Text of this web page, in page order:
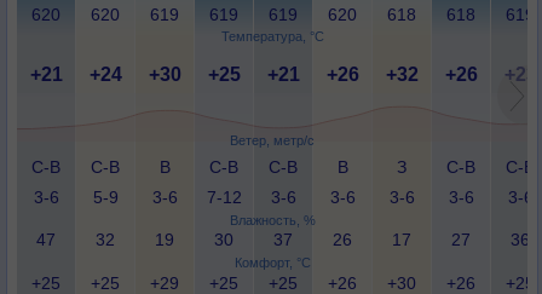
Температура, °C
Ветер, метр/с
Влажность, %
Комфорт, °C
620 620 619 619 619 620 618 618 619
+21 +24 +30 +25 +21 +26 +32 +26 +23
С-В
3-6
С-В
5-9
В
3-6
С-В
7-12
С-В
3-6
В
3-6
З
3-6
С-В
3-6
С-В
3-6
47 32 19 30 37 26 17 27 36
+25 +25 +29 +25 +25 +26 +30 +26 +25